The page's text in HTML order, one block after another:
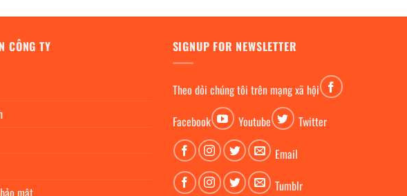
CÔNG TY SIGNUP FOR NEWSLETTER
Theo dỏi chúng tôi trên mạng xã hội
Facebook
Youtube
Twitter
Email
Tumblr